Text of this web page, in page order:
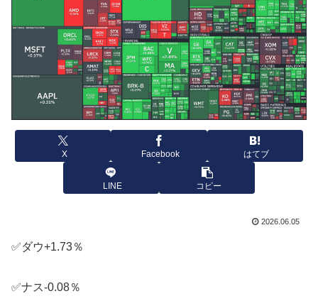
X Facebook はてブ
LINE コピー
2026.06.05
✅ダウ+1.73％
✅ナス-0.08％